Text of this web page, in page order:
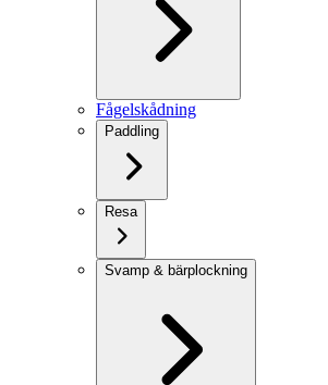
Fågelskådning
Paddling
Resa
Svamp & bärplockning